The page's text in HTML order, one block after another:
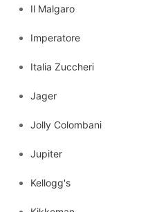
Il Malgaro
Imperatore
Italia Zuccheri
Jager
Jolly Colombani
Jupiter
Kellogg's